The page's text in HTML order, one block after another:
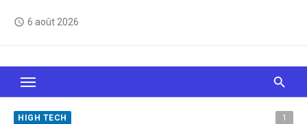
access_time 6 août 2026
Le Web, c'est comme une boîte de chocolats… On
sait jamais sur quoi on va tomber !
HIGH TECH 1